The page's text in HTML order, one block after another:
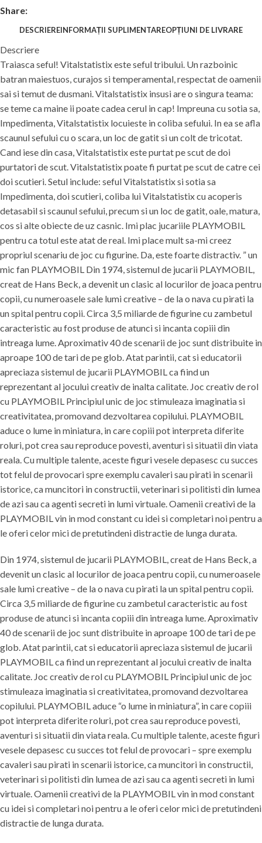
Share:
DESCRIEREINFORMAȚII SUPLIMENTAREOPȚIUNI DE LIVRARE
Descriere
Traiasca seful! Vitalstatistix este seful tribului. Un razboinic
batran maiestuos, curajos si temperamental, respectat de oamenii
sai si temut de dusmani. Vitalstatistix insusi are o singura teama:
se teme ca maine ii poate cadea cerul in cap! Impreuna cu sotia sa,
Impedimenta, Vitalstatistix locuieste in coliba sefului. In ea se afla
scaunul sefului cu o scara, un loc de gatit si un colt de tricotat.
Cand iese din casa, Vitalstatistix este purtat pe scut de doi
purtatori de scut. Vitalstatistix poate fi purtat pe scut de catre cei
doi scutieri. Setul include: seful Vitalstatistix si sotia sa
Impedimenta, doi scutieri, coliba lui Vitalstatistix cu acoperis
detasabil si scaunul sefului, precum si un loc de gatit, oale, matura,
cos si alte obiecte de uz casnic. Imi plac jucariile PLAYMOBIL
pentru ca totul este atat de real. Imi place mult sa-mi creez
propriul scenariu de joc cu figurine. Da, este foarte distractiv. ” un
mic fan PLAYMOBIL Din 1974, sistemul de jucarii PLAYMOBIL,
creat de Hans Beck, a devenit un clasic al locurilor de joaca pentru
copii, cu numeroasele sale lumi creative – de la o nava cu pirati la
un spital pentru copii. Circa 3,5 miliarde de figurine cu zambetul
caracteristic au fost produse de atunci si incanta copiii din
intreaga lume. Aproximativ 40 de scenarii de joc sunt distribuite in
aproape 100 de tari de pe glob. Atat parintii, cat si educatorii
apreciaza sistemul de jucarii PLAYMOBIL ca fiind un
reprezentant al jocului creativ de inalta calitate. Joc creativ de rol
cu PLAYMOBIL Principiul unic de joc stimuleaza imaginatia si
creativitatea, promovand dezvoltarea copilului. PLAYMOBIL
aduce o lume in miniatura, in care copiii pot interpreta diferite
roluri, pot crea sau reproduce povesti, aventuri si situatii din viata
reala. Cu multiple talente, aceste figuri vesele depasesc cu succes
tot felul de provocari spre exemplu cavaleri sau pirati in scenarii
istorice, ca muncitori in constructii, veterinari si politisti din lumea
de azi sau ca agenti secreti in lumi virtuale. Oamenii creativi de la
PLAYMOBIL vin in mod constant cu idei si completari noi pentru a
le oferi celor mici de pretutindeni distractie de lunga durata.
Din 1974, sistemul de jucarii PLAYMOBIL, creat de Hans Beck, a
devenit un clasic al locurilor de joaca pentru copii, cu numeroasele
sale lumi creative – de la o nava cu pirati la un spital pentru copii.
Circa 3,5 miliarde de figurine cu zambetul caracteristic au fost
produse de atunci si incanta copiii din intreaga lume. Aproximativ
40 de scenarii de joc sunt distribuite in aproape 100 de tari de pe
glob. Atat parintii, cat si educatorii apreciaza sistemul de jucarii
PLAYMOBIL ca fiind un reprezentant al jocului creativ de inalta
calitate. Joc creativ de rol cu PLAYMOBIL Principiul unic de joc
stimuleaza imaginatia si creativitatea, promovand dezvoltarea
copilului. PLAYMOBIL aduce “o lume in miniatura”, in care copiii
pot interpreta diferite roluri, pot crea sau reproduce povesti,
aventuri si situatii din viata reala. Cu multiple talente, aceste figuri
vesele depasesc cu succes tot felul de provocari – spre exemplu
cavaleri sau pirati in scenarii istorice, ca muncitori in constructii,
veterinari si politisti din lumea de azi sau ca agenti secreti in lumi
virtuale. Oamenii creativi de la PLAYMOBIL vin in mod constant
cu idei si completari noi pentru a le oferi celor mici de pretutindeni
distractie de lunga durata.